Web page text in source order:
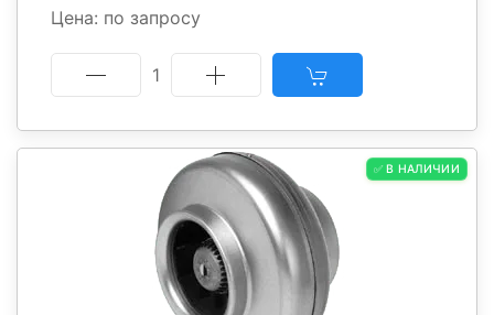
Цена: по запросу
1
✅ В НАЛИЧИИ